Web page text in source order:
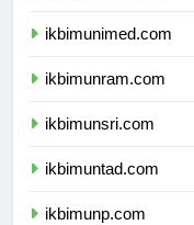
ikbimunimed.com
ikbimunram.com
ikbimunsri.com
ikbimuntad.com
ikbimunp.com